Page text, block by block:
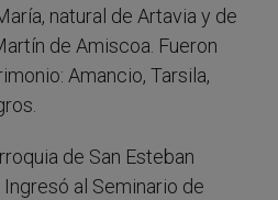
natural de Artavia y de
de Amiscoa. Fueron
Amancio, Tarsila,
de San Esteban
al Seminario de